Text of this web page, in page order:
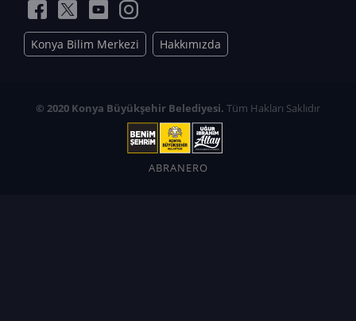
Konya Bilim Merkezi Hakkımızda
© 2020 Konya Büyükşehir Belediyesi. Tüm Hakları Saklıdır
ABRANERO